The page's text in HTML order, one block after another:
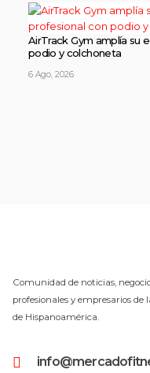
AirTrack Gym amplía su
podio y colchoneta
6 Ago, 2026
Comunidad de noticias,
profesionales y empresarios
de Hispanoamérica.